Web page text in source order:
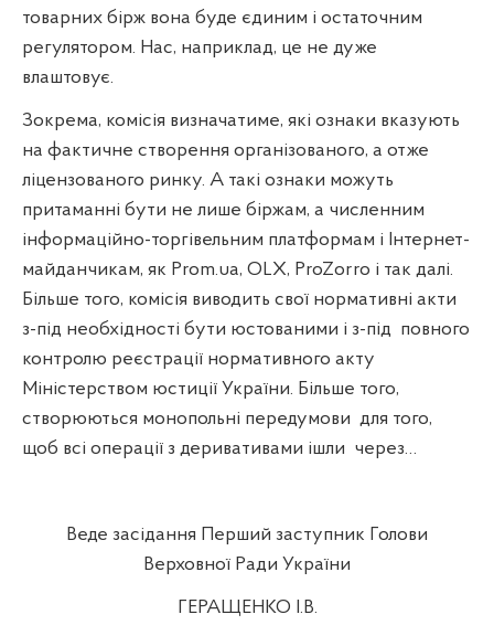
товарних бірж вона буде єдиним і остаточним
регулятором. Нас, наприклад, це не дуже
влаштовує.
Зокрема, комісія визначатиме, які ознаки вказують
на фактичне створення організованого, а отже
ліцензованого ринку. А такі ознаки можуть
притаманні бути не лише біржам, а численним
інформаційно-торгівельним платформам і Інтернет-
майданчикам, як Prom.ua, OLX, ProZorro і так далі.
Більше того, комісія виводить свої нормативні акти
з-під необхідності бути юстованими і з-під повного
контролю реєстрації нормативного акту
Міністерством юстиції України. Більше того,
створюються монопольні передумови для того,
щоб всі операції з деривативами ішли через…
Веде засідання Перший заступник Голови
Верховної Ради України
ГЕРАЩЕНКО І.В.